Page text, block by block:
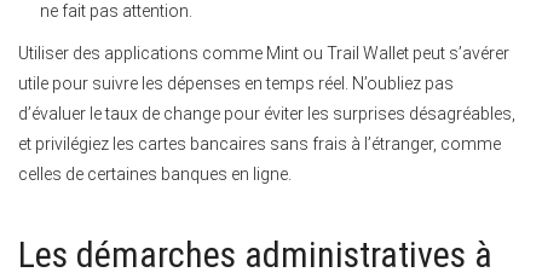
ne fait pas attention.
Utiliser des applications comme Mint ou Trail Wallet peut s’avérer
utile pour suivre les dépenses en temps réel. N’oubliez pas
d’évaluer le taux de change pour éviter les surprises désagréables,
et privilégiez les cartes bancaires sans frais à l’étranger, comme
celles de certaines banques en ligne.
Les démarches administratives à